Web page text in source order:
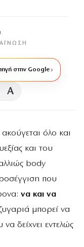
στην Google
A
όλο και
και του
body
που
να και να
μπορεί να
δείχνει εντελώς